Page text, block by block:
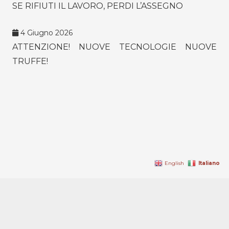
SE RIFIUTI IL LAVORO, PERDI L’ASSEGNO
4 Giugno 2026
ATTENZIONE! NUOVE TECNOLOGIE NUOVE
TRUFFE!
English Italiano